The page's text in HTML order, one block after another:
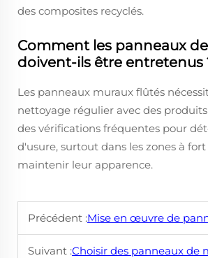
des composites recyclés.
Comment les panneaux
doivent-ils être entretenus
Les panneaux muraux flûtés
nettoyage régulier avec des
des vérifications fréquentes pour
d'usure, surtout dans les zones à
maintenir leur apparence.
Précédent :Mise en œuvre de panneaux PE extérieurs dans
Suivant :Choisir des panneaux de mur plats intérieurs